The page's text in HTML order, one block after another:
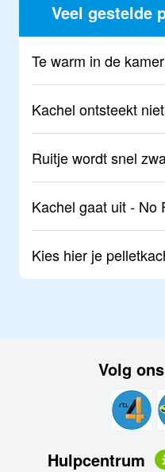
Veel gestelde
Te warm in de kamer
Kachel ontsteekt
Ruitje wordt snel
Kachel gaat uit - No
Kies hier je
Volg
Hulpcentrum